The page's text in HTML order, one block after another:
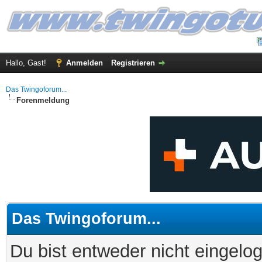
Hallo, Gast! Anmelden Registrieren
Das Twingoforum...
Forenmeldung
Das Twingoforum...
Du bist entweder nicht